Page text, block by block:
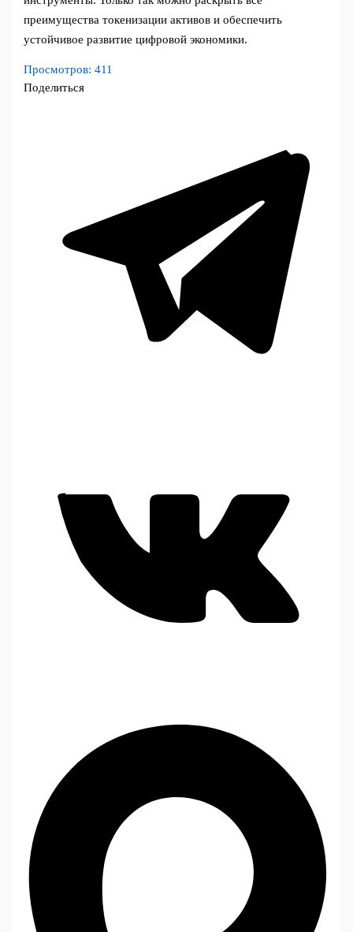
преимущества токенизации активов и обеспечить
устойчивое развитие цифровой экономики.
Просмотров: 411
Поделиться